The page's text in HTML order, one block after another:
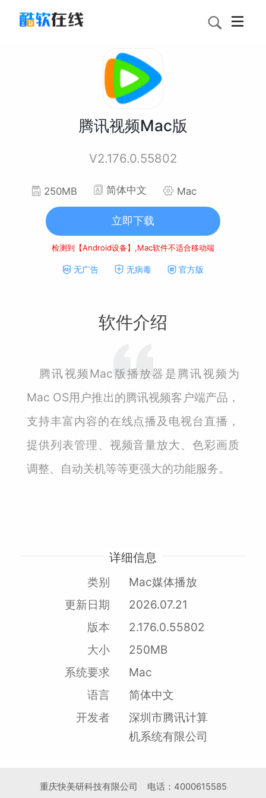
腾讯视频Mac版
V2.176.0.55802
250MB 简体中文 Mac
立即下载
检测到【Android设备】,Mac软件不适合移动端
无广告 无病毒 官方版
软件介绍
腾讯视频Mac版播放器是腾讯视频为
Mac OS用户推出的腾讯视频客户端产品，
支持丰富内容的在线点播及电视台直播，
提供列表管理、视频音量放大、色彩画质
调整、自动关机等等更强大的功能服务。
详细信息
类别
Mac媒体播放
更新日期
2026.07.21
版本
2.176.0.55802
大小
250MB
系统要求
Mac
语言
简体中文
开发者
深圳市腾讯计算
机系统有限公司
重庆快美研科技有限公司 电话：4000615585